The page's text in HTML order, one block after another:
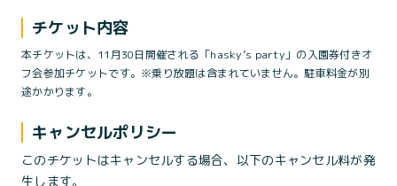
チケット内容
本チケットは、11月30日開催される「hasky’s party」の入園券付きオ
フ会参加チケットです。※乗り放題は含まれていません。駐車料金が別
途かかります。
キャンセルポリシー
このチケットはキャンセルする場合、以下のキャンセル料が発
生します。